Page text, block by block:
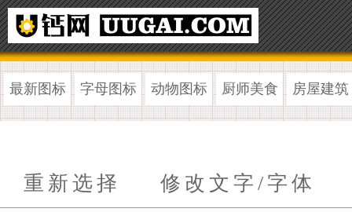
最新图标 字母图标 动物图标 厨师美食 房屋建筑
重新选择 修改文字/字体